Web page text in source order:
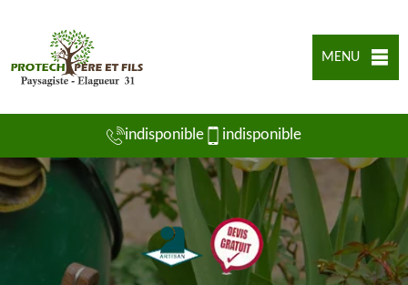
MENU
indisponible indisponible